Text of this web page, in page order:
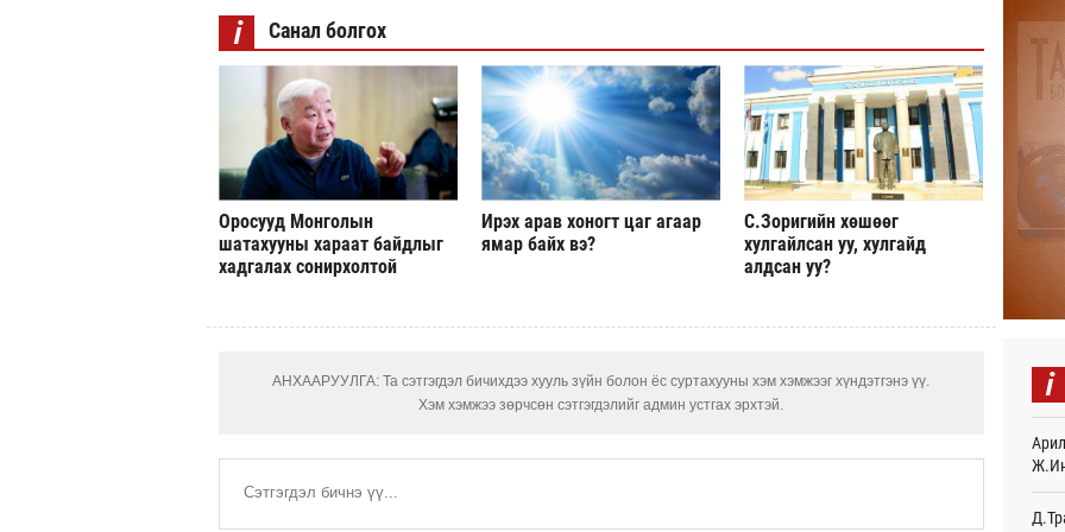
i Санал болгох
Оросууд Монголын
шатахууны хараат байдлыг
хадгалах сонирхолтой
Ирэх арав хоногт цаг агаар
ямар байх вэ?
С.Зоригийн хөшөөг
хулгайлсан уу, хулгайд
алдсан уу?
АНХААРУУЛГА: Та сэтгэгдэл бичихдээ хууль зүйн болон ёс суртахууны хэм хэмжээг хүндэтгэнэ үү.
Хэм хэмжээ зөрчсөн сэтгэгдэлийг админ устгах эрхтэй.
авна
Энэ
i